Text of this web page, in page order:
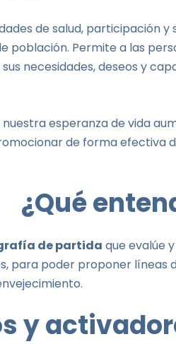
de salud, participación
población. Permite a las
necesidades, deseos y
esperanza de vida
de forma
¿Qué
de partida que evalúe
para poder proponer líneas
y